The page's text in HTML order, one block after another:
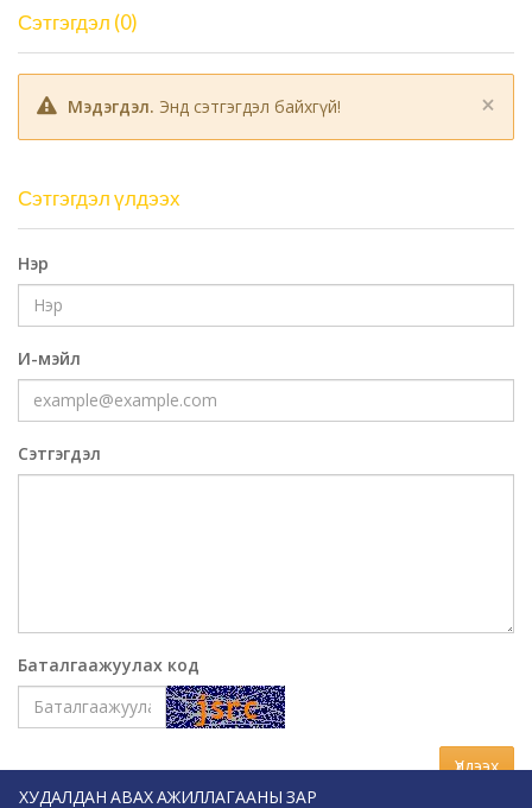
Сэтгэгдэл (0)
×
Мэдэгдэл. Энд сэтгэгдэл байхгүй!
Сэтгэгдэл үлдээх
Нэр
И-мэйл
Сэтгэгдэл
Баталгаажуулах код
Үлдээх
ХУДАЛДАН АВАХ АЖИЛЛАГААНЫ ЗАР